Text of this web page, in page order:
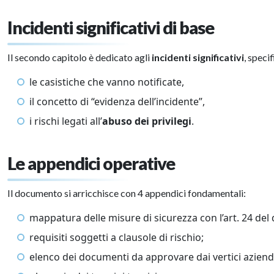
Incidenti significativi di base
Il secondo capitolo è dedicato agli incidenti significativi,
le casistiche che vanno notificate,
il concetto di “evidenza dell’incidente”,
i rischi legati all’abuso dei privilegi.
Le appendici operative
Il documento si arricchisce con 4 appendici fondamentali:
mappatura delle misure di sicurezza con l’art. 24 del
requisiti soggetti a clausole di rischio;
elenco dei documenti da approvare dai vertici